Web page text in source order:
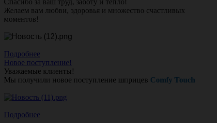
Спасибо за ваш труд, заботу и тепло!
Желаем вам любви, здоровья и множество счастливых
моментов!
Подробнее
Новое поступление!
Уважаемые клиенты!
Мы получили новое поступление шприцев Comfy Touch
Подробнее